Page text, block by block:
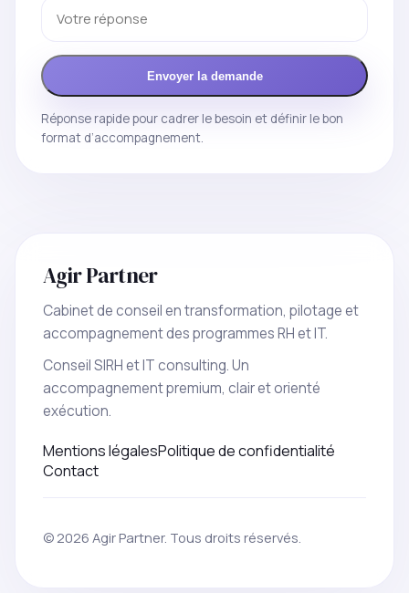
Envoyer la demande
Réponse rapide pour cadrer le besoin et définir le bon
format d’accompagnement.
Agir Partner
Cabinet de conseil en transformation, pilotage et
accompagnement des programmes RH et IT.
Conseil SIRH et IT consulting. Un
accompagnement premium, clair et orienté
exécution.
Mentions légalesPolitique de confidentialité
Contact
© 2026 Agir Partner. Tous droits réservés.